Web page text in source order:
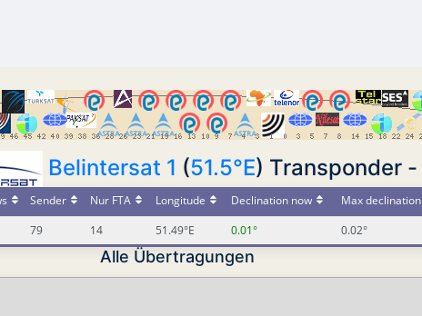
Belintersat 1 (51.5°E) Transponder -
Sender Nur FTA Longitude Declination now Max declination
79 14 51.49°E 0.01° 0.02°
Alle Übertragungen